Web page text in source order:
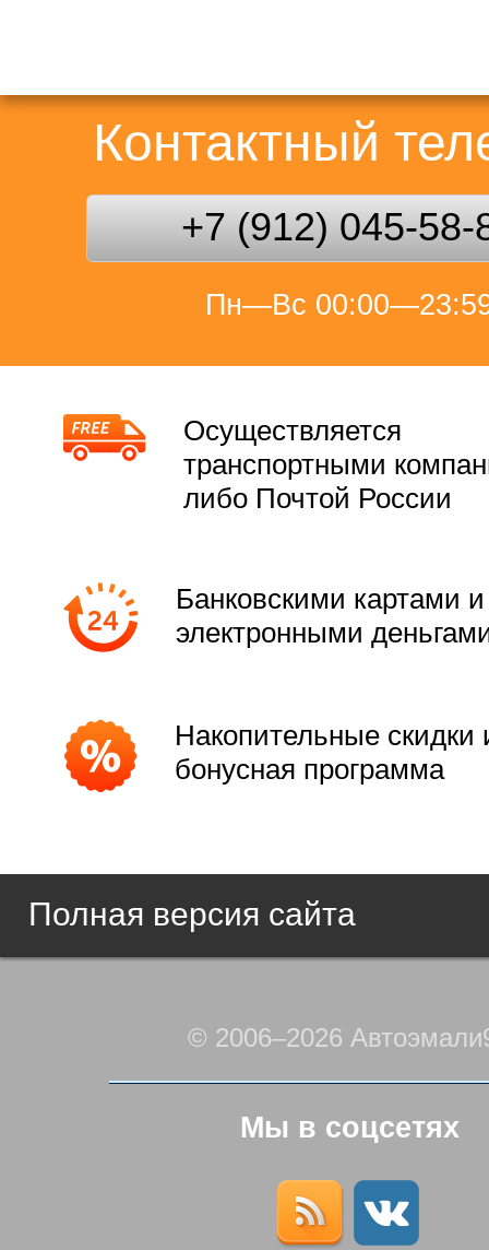
Контактный
+7 (912) 045-58-
Пн—Вс
Осуществляется
транспортными
либо Почтой России
Банковскими картами и
электронными
Накопительные скидки
бонусная программа
Полная версия сайта
© 2006–2026
Мы в соцсетях